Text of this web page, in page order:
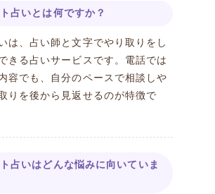
占いとは何ですか？
は、占い師と文字でやり取りをし
きる占いサービスです。電話では
容でも、自分のペースで相談しや
りを後から見返せるのが特徴で
占いはどんな悩みに向いていま